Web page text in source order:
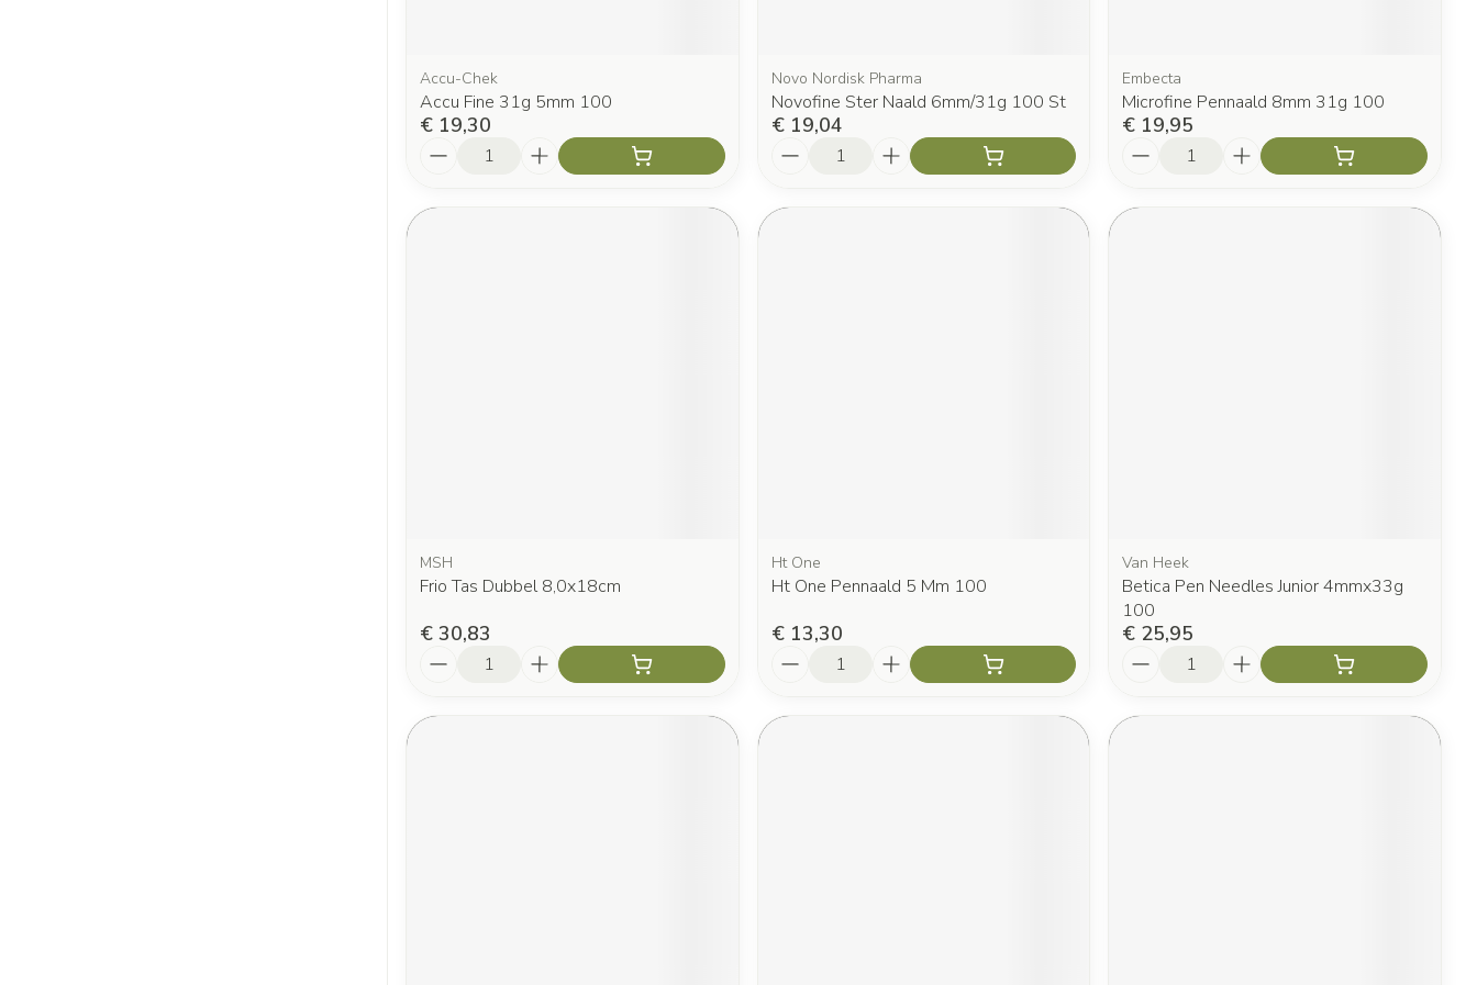
Accu-Chek
Accu Fine 31g 5mm 100
€ 19,30
Novo Nordisk Pharma
Novofine Ster Naald 6mm/31g 100 St
€ 19,04
Embecta
Microfine Pennaald 8mm 31g 100
€ 19,95
MSH
Frio Tas Dubbel 8,0x18cm
€ 30,83
Ht One
Ht One Pennaald 5 Mm 100
€ 13,30
Van Heek
Betica Pen Needles Junior 4mmx33g
100
€ 25,95